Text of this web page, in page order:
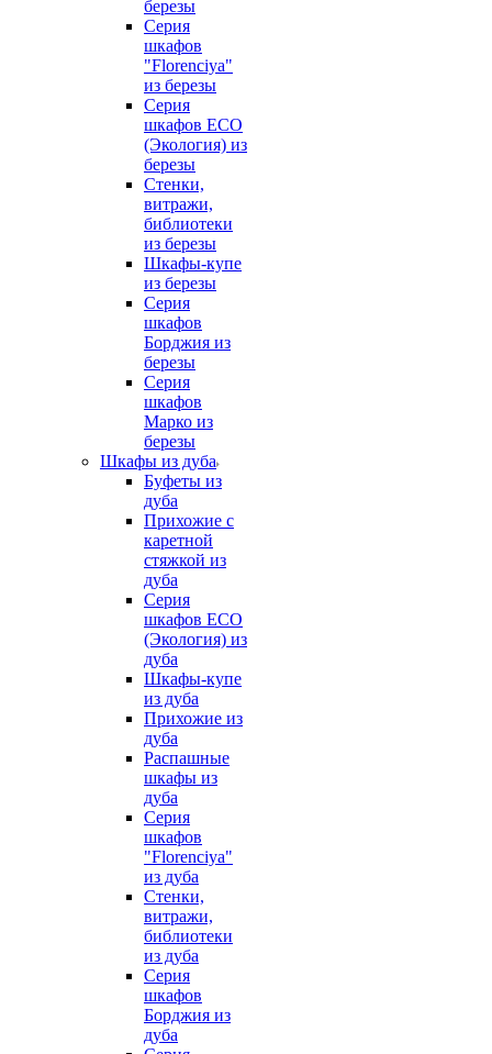
березы
Серия
шкафов
"Florenciya"
из березы
Серия
шкафов ECO
(Экология) из
березы
Стенки,
витражи,
библиотеки
из березы
Шкафы-купе
из березы
Серия
шкафов
Борджия из
березы
Серия
шкафов
Марко из
березы
Шкафы из дуба
Буфеты из
дуба
Прихожие с
каретной
стяжкой из
дуба
Серия
шкафов ECO
(Экология) из
дуба
Шкафы-купе
из дуба
Прихожие из
дуба
Распашные
шкафы из
дуба
Серия
шкафов
"Florenciya"
из дуба
Стенки,
витражи,
библиотеки
из дуба
Серия
шкафов
Борджия из
дуба